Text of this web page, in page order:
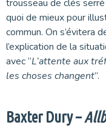
trousseau de clés
quoi de mieux pour
commun. On s’évitera
l’explication de la
avec “L’attente aux
les choses changent”.
Baxter Dury –